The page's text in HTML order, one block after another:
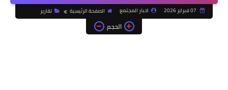
اخبار المجتمع الصفحة الرئيسية تقارير
الحجم